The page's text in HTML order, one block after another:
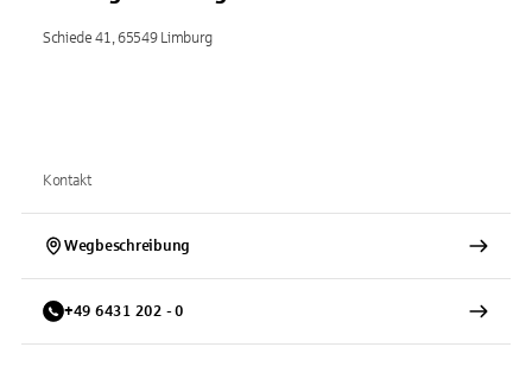
Schiede 41, 65549 Limburg
Kontakt
Wegbeschreibung
+49 6431 202 - 0